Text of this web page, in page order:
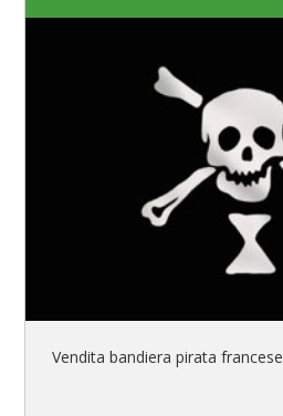
Vendita bandiera pirata francese